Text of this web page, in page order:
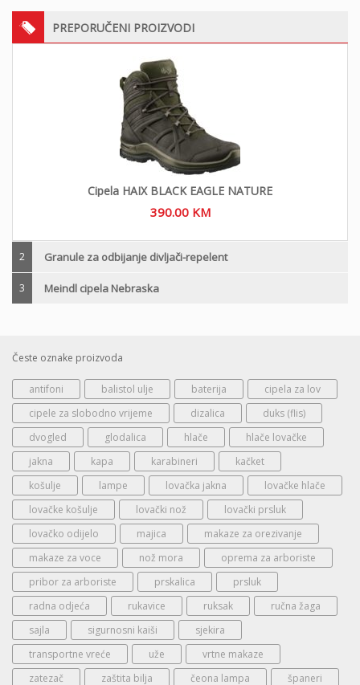
PREPORUČENI PROIZVODI
Cipela HAIX BLACK EAGLE NATURE
390.00 KM
2 Granule za odbijanje divljači-repelent
3 Meindl cipela Nebraska
Česte oznake proizvoda
antifoni balistol ulje baterija
cipela za lov
cipele za slobodno vrijeme
dizalica
duks (flis)
dvogled
glodalica hlače
hlače lovačke
jakna
kapa karabineri
kačket
košulje
lampe lovačka jakna
lovačke hlače
lovačke košulje
lovački nož
lovački prsluk
lovačko odijelo
majica
makaze za orezivanje
makaze za voce
nož mora
oprema za arboriste
pribor za arboriste
prskalica
prsluk
radna odjeća
rukavice ruksak
ručna žaga
sajla
sigurnosni kaiši
sjekira
transportne vreće
uže
vrtne makaze
zatezač
zaštita bilja čeona lampa španeri